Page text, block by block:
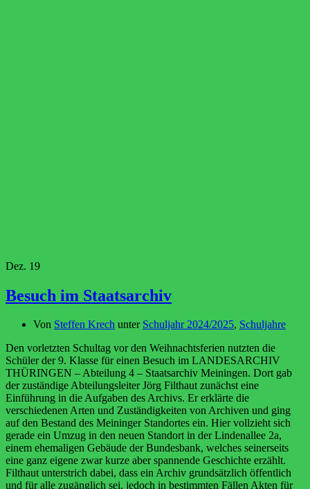
Dez. 19
Besuch im Staatsarchiv
Von Steffen Krech unter Schuljahr 2024/2025, Schuljahre
Den vorletzten Schultag vor den Weihnachtsferien nutzten die
Schüler der 9. Klasse für einen Besuch im LANDESARCHIV
THÜRINGEN – Abteilung 4 – Staatsarchiv Meiningen. Dort gab
der zuständige Abteilungsleiter Jörg Filthaut zunächst eine
Einführung in die Aufgaben des Archivs. Er erklärte die
verschiedenen Arten und Zuständigkeiten von Archiven und ging
auf den Bestand des Meininger Standortes ein. Hier vollzieht sich
gerade ein Umzug in den neuen Standort in der Lindenallee 2a,
einem ehemaligen Gebäude der Bundesbank, welches seinerseits
eine ganz eigene zwar kurze aber spannende Geschichte erzählt.
Filthaut unterstrich dabei, dass ein Archiv grundsätzlich öffentlich
und für alle zugänglich sei, jedoch in bestimmten Fällen Akten für